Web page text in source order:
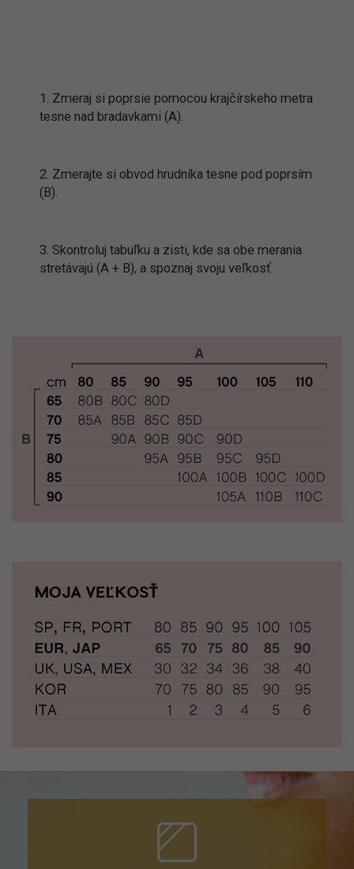
1. Zmeraj si poprsie pomocou krajčírskeho metra
tesne nad bradavkami (A).
2. Zmerajte si obvod hrudníka tesne pod poprsím
(B).
3. Skontroluj tabuľku a zisti, kde sa obe merania
stretávajú (A + B), a spoznaj svoju veľkosť.